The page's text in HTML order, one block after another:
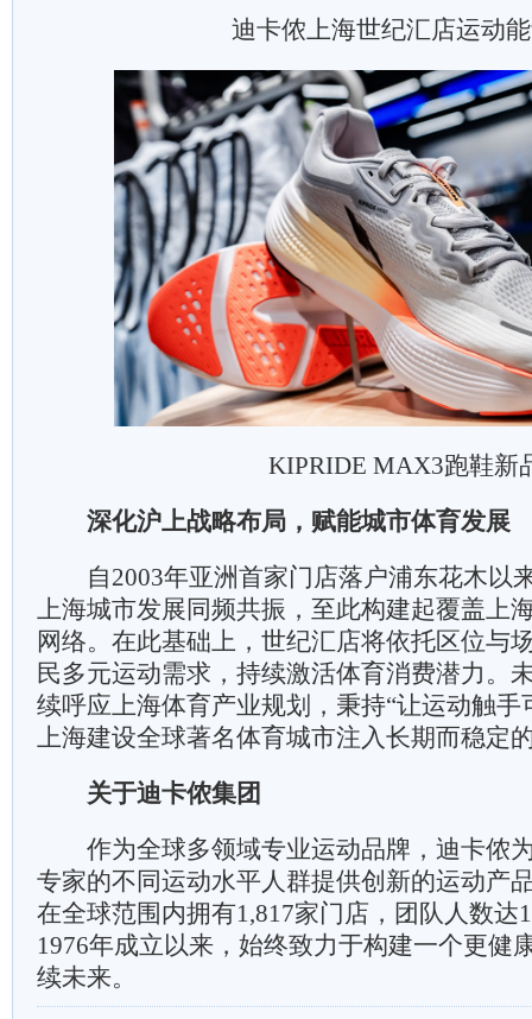
迪卡侬上海世纪汇店运动能
KIPRIDE MAX3跑鞋新
深化沪上战略布局，赋能城市体育发展
自2003年亚洲首家门店落户浦东花木以
上海城市发展同频共振，至此构建起覆盖上
网络。在此基础上，世纪汇店将依托区位与
民多元运动需求，持续激活体育消费潜力。
续呼应上海体育产业规划，秉持“让运动触手
上海建设全球著名体育城市注入长期而稳定
关于迪卡侬集团
作为全球多领域专业运动品牌，迪卡侬
专家的不同运动水平人群提供创新的运动产
在全球范围内拥有1,817家门店，团队人数达
1976年成立以来，始终致力于构建一个更健
续未来。